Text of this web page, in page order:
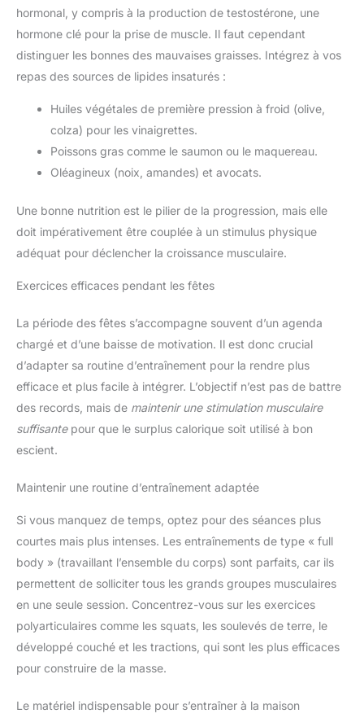
hormonal, y compris à la production de testostérone, une
hormone clé pour la prise de muscle. Il faut cependant
distinguer les bonnes des mauvaises graisses. Intégrez à vos
repas des sources de lipides insaturés :
Huiles végétales de première pression à froid (olive,
colza) pour les vinaigrettes.
Poissons gras comme le saumon ou le maquereau.
Oléagineux (noix, amandes) et avocats.
Une bonne nutrition est le pilier de la progression, mais elle
doit impérativement être couplée à un stimulus physique
adéquat pour déclencher la croissance musculaire.
Exercices efficaces pendant les fêtes
La période des fêtes s’accompagne souvent d’un agenda
chargé et d’une baisse de motivation. Il est donc crucial
d’adapter sa routine d’entraînement pour la rendre plus
efficace et plus facile à intégrer. L’objectif n’est pas de battre
des records, mais de maintenir une stimulation musculaire
suffisantepour que le surplus calorique soit utilisé à bon
escient.
Maintenir une routine d’entraînement adaptée
Si vous manquez de temps, optez pour des séances plus
courtes mais plus intenses. Les entraînements de type « full
body » (travaillant l’ensemble du corps) sont parfaits, car ils
permettent de solliciter tous les grands groupes musculaires
en une seule session. Concentrez-vous sur les exercices
polyarticulaires comme les squats, les soulevés de terre, le
développé couché et les tractions, qui sont les plus efficaces
pour construire de la masse.
Le matériel indispensable pour s’entraîner à la maison